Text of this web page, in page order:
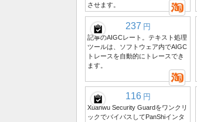
させます。
237 円
記事のAIGCレート。テキスト処理
ツールは、ソフトウェア内でAIGC
トレースを自動的にトレースでき
ます。
116 円
Xuanwu Security Guardをワンクリ
ックでバイパスしてPanShiインタ